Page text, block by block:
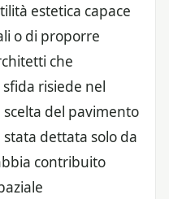
estetica capace
o di proporre
che
risiede nel
del pavimento
dettata solo da
contribuito